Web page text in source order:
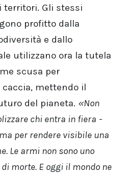
territori. Gli stessi
profitto dalla
e dallo
utilizzano ora la tutela
scusa per
mettendo il
del pianeta. «Non
chi entra in fiera -
ma per rendere visibile una
Le armi non sono uno
morte. E oggi il mondo ne